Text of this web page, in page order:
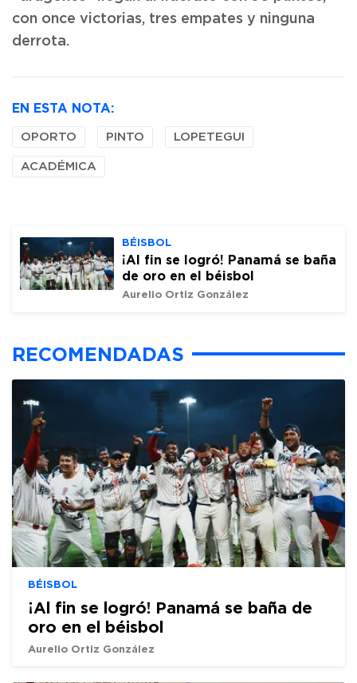
con once victorias, tres empates y ninguna
derrota.
EN ESTA NOTA:
OPORTO PINTO LOPETEGUI
ACADÉMICA
BÉISBOL
¡Al fin se logró! Panamá se baña
de oro en el béisbol
Aurelio Ortiz González
RECOMENDADAS
BÉISBOL
¡Al fin se logró! Panamá se baña de
oro en el béisbol
Aurelio Ortiz González